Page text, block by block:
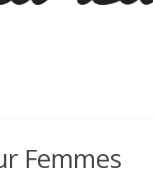
Femmes